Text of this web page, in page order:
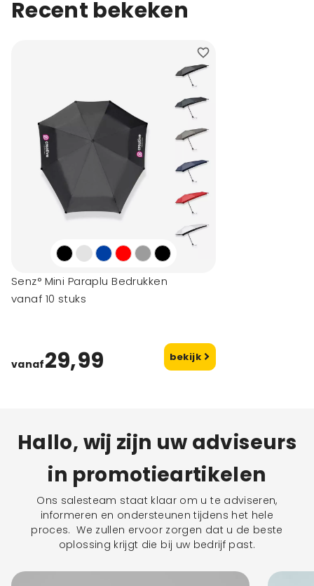
Recent bekeken
Senz° Mini Paraplu Bedrukken
vanaf 10 stuks
vanaf29,99 bekijk
Hallo, wij zijn uw adviseurs
in promotieartikelen
Ons salesteam staat klaar om u te adviseren,
informeren en ondersteunen tijdens het hele
proces. We zullen ervoor zorgen dat u de beste
oplossing krijgt die bij uw bedrijf past.